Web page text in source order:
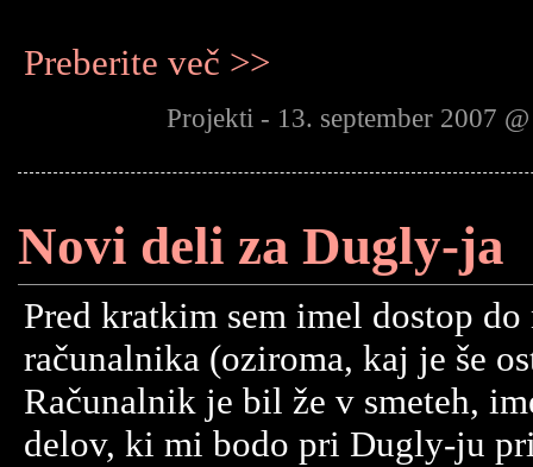
Preberite več >>
Projekti - 13. september 2007
Novi deli za Dugly-ja
Pred kratkim sem imel dostop do
računalnika (oziroma, kaj je še
Računalnik je bil že v smeteh,
delov, ki mi bodo pri Dugly-ju